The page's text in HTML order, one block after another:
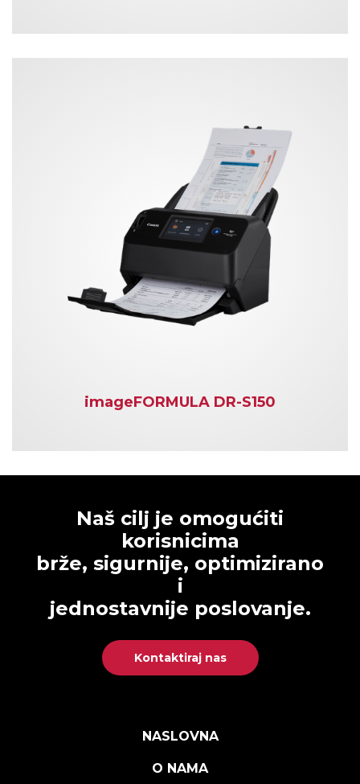
imageFORMULA DR-S150
Naš cilj je omogućiti
korisnicima
brže, sigurnije, optimizirano
i
jednostavnije poslovanje.
Kontaktiraj nas
NASLOVNA
O NAMA